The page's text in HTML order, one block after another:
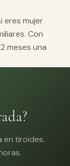
eres mujer
Con
meses una
en tiroides.